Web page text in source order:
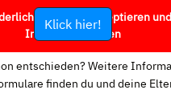
Service akzeptieren und
Inhalte entsperren
Klick hier!
entschieden? Weitere
finden du und deine